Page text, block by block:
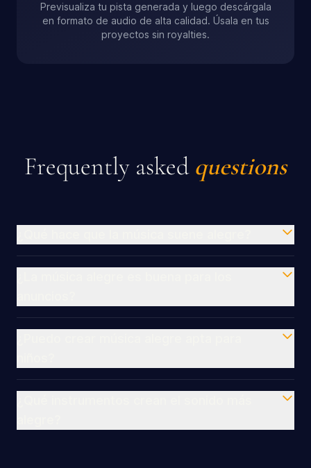
Previsualiza tu pista generada y luego descárgala
en formato de audio de alta calidad. Úsala en tus
proyectos sin royalties.
Frequently asked questions